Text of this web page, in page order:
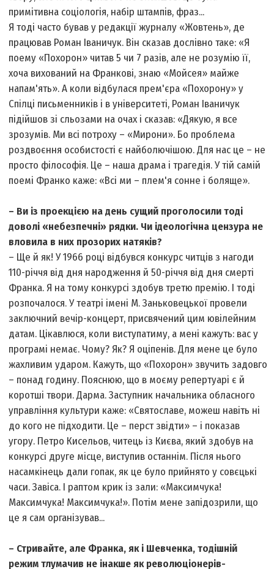
примітивна соціологія, набір штампів, фраз...
Я тоді часто бував у редакції журналу «Жовтень», де
працював Роман Іваничук. Він сказав дослівно таке: «Я
поему «Похорон» читав 5 чи 7 разів, але не розумію її,
хоча вихований на Франкові, знаю «Мойсея» майже
напам'ять». А коли відбулася прем'єра «Похорону» у
Спілці письменників і в університеті, Роман Іваничук
підійшов зі сльозами на очах і сказав: «Дякую, я все
зрозумів. Ми всі потроху – «Мирони». Бо проблема
роздвоєння особистості є найболючішою. Для нас це – не
просто філософія. Це – наша драма і трагедія. У тій самій
поемі Франко каже: «Всі ми – плем'я сонне і боляще».
– Ви із проекцією на день сущий проголосили тоді
доволі «небезпечні» рядки. Чи ідеологічна цензура не
вловила в них прозорих натяків?
– Ще й як! У 1966 році відбувся конкурс читців з нагоди
110-річчя від дня народження й 50-річчя від дня смерті
Франка. Я на тому конкурсі здобув третю премію. І тоді
розпочалося. У театрі імені М. Заньковецької провели
заключний вечір-концерт, присвячений цим ювілейним
датам. Цікавлюся, коли виступатиму, а мені кажуть: вас у
програмі немає. Чому? Як? Я оціпенів. Для мене це було
жахливим ударом. Кажуть, що «Похорон» звучить задовго
– понад годину. Пояснюю, що в моєму репертуарі є й
коротші твори. Дарма. Заступник начальника обласного
управління культури каже: «Святославе, можеш навіть ні
до кого не підходити. Це – перст звідти» – і показав
угору. Петро Кисельов, читець із Києва, який здобув на
конкурсі друге місце, виступив останнім. Після нього
насамкінець дали гопак, як це було прийнято у совєцькі
часи. Завіса. І раптом крик із зали: «Максимчука!
Максимчука! Максимчука!». Потім мене запідозрили, що
це я сам організував...
– Стривайте, але Франка, як і Шевченка, тодішній
режим тлумачив не інакше як революціонерів-